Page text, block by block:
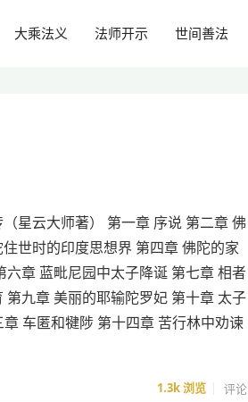
大乘法义 法师开示 世间善法
星云大师著） 第一章 序说 第二章 佛
世时的印度思想界 第四章 佛陀的家
章 蓝毗尼园中太子降诞 第七章 相者
九章 美丽的耶输陀罗妃 第十章 太子
车匿和犍陟 第十四章 苦行林中劝谏
1.3k浏览 评论